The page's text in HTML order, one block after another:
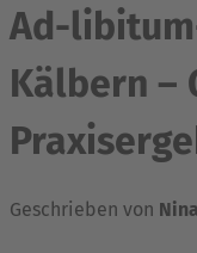
Ad-
Kälbern –
Geschrieben von